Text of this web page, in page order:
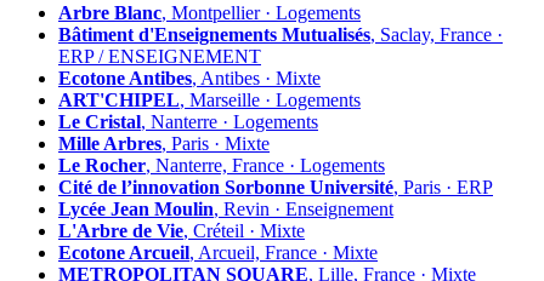
Arbre Blanc, Montpellier · Logements
Bâtiment d'Enseignements Mutualisés, Saclay, France ·
ERP / ENSEIGNEMENT
Ecotone Antibes, Antibes · Mixte
ART'CHIPEL, Marseille · Logements
Le Cristal, Nanterre · Logements
Mille Arbres, Paris · Mixte
Le Rocher, Nanterre, France · Logements
Cité de l’innovation Sorbonne Université, Paris · ERP
Lycée Jean Moulin, Revin · Enseignement
L'Arbre de Vie, Créteil · Mixte
Ecotone Arcueil, Arcueil, France · Mixte
METROPOLITAN SQUARE, Lille, France · Mixte